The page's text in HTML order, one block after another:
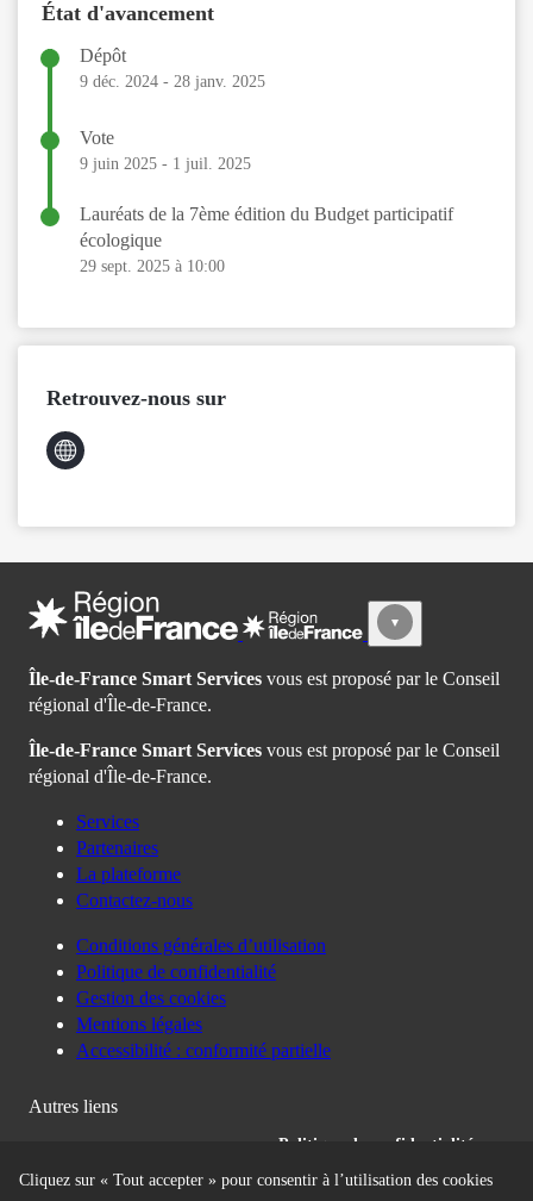
État d'avancement
Dépôt
9 déc. 2024 - 28 janv. 2025
Vote
9 juin 2025 - 1 juil. 2025
Lauréats de la 7ème édition du Budget participatif
écologique
29 sept. 2025 à 10:00
Retrouvez-nous sur
Cliquez sur « Tout accepter » pour consentir à l’utilisation des cookies
Autres liens
Politique de confidentialité